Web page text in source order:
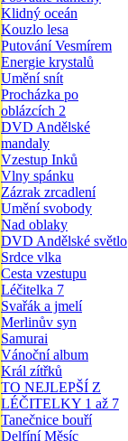
Klidný oceán
Kouzlo lesa
Putování Vesmírem
Energie krystalů
Umění snít
Procházka po
oblázcích 2
DVD Andělské
mandaly
Vzestup Inků
Vlny spánku
Zázrak zrcadlení
Umění svobody
Nad oblaky
DVD Andělské světlo
Srdce vlka
Cesta vzestupu
Léčitelka 7
Svařák a jmelí
Merlinův syn
Samurai
Vánoční album
Král zítřků
TO NEJLEPŠÍ Z
LÉČITELKY 1 až 7
Tanečnice bouří
Delfíní Měsíc